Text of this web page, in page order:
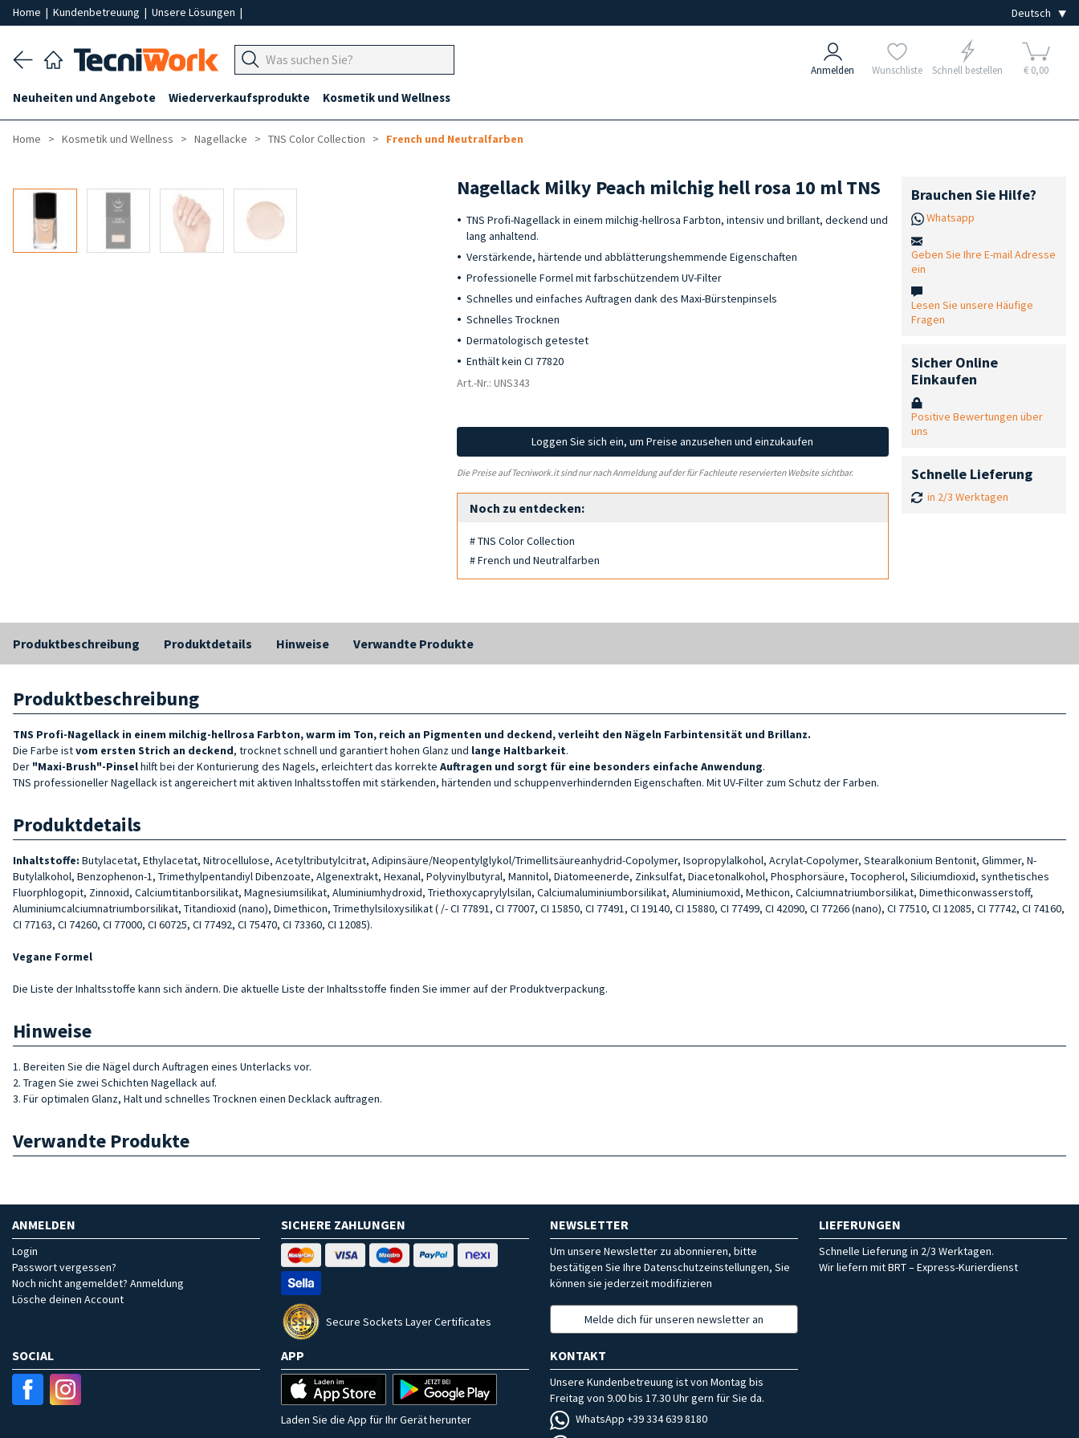
Home | Kundenbetreuung | Unsere Lösungen |
Anmelden Wunschliste Schnell bestellen € 0,00
Neuheiten und Angebote Wiederverkaufsprodukte Kosmetik und Wellness
Home Kosmetik und Wellness Nagellacke TNS Color Collection French und Neutralfarben
-40% Nagellack Milky Peach milchig hell rosa 10 ml TNS
TNS Profi-Nagellack in einem milchig-hellrosa Farbton, intensiv und brillant, deckend und
lang anhaltend.
Verstärkende, härtende und abblätterungshemmende Eigenschaften
Professionelle Formel mit farbschützendem UV-Filter
Schnelles und einfaches Auftragen dank des Maxi-Bürstenpinsels
Schnelles Trocknen
Dermatologisch getestet
Enthält kein CI 77820
Art.-Nr.: UNS343
Loggen Sie sich ein, um Preise anzusehen und einzukaufen
Die Preise auf Tecniwork.it sind nur nach Anmeldung auf der für Fachleute reservierten Website sichtbar.
Noch zu entdecken:
# TNS Color Collection
# French und Neutralfarben
Brauchen Sie Hilfe?
Whatsapp
Geben Sie Ihre E-mail Adresse
ein
Lesen Sie unsere Häufige
Fragen
Sicher Online
Einkaufen
Positive Bewertungen über
uns
Schnelle Lieferung
in 2/3 Werktagen
Produktbeschreibung Produktdetails Hinweise Verwandte Produkte
Produktbeschreibung
TNS Profi-Nagellack in einem milchig-hellrosa Farbton, warm im Ton, reich an Pigmenten und deckend, verleiht den Nägeln Farbintensität und Brillanz.
Die Farbe istvom ersten Strich an deckend, trocknet schnell und garantiert hohen Glanz und lange Haltbarkeit.
Der "Maxi-Brush"-Pinselhilft bei der Konturierung des Nagels, erleichtert das korrekte Auftragen und sorgt für eine besonders einfache Anwendung.
TNS professioneller Nagellack ist angereichert mit aktiven Inhaltsstoffen mit stärkenden, härtenden und schuppenverhindernden Eigenschaften. Mit UV-Filter zum Schutz der Farben.
Produktdetails
Inhaltstoffe: Butylacetat, Ethylacetat, Nitrocellulose, Acetyltributylcitrat, Adipinsäure/Neopentylglykol/Trimellitsäureanhydrid-Copolymer, Isopropylalkohol, Acrylat-Copolymer, Stearalkonium Bentonit, Glimmer, N-
Butylalkohol, Benzophenon-1, Trimethylpentandiyl Dibenzoate, Algenextrakt, Hexanal, Polyvinylbutyral, Mannitol, Diatomeenerde, Zinksulfat, Diacetonalkohol, Phosphorsäure, Tocopherol, Siliciumdioxid, synthetisches
Fluorphlogopit, Zinnoxid, Calciumtitanborsilikat, Magnesiumsilikat, Aluminiumhydroxid, Triethoxycaprylylsilan, Calciumaluminiumborsilikat, Aluminiumoxid, Methicon, Calciumnatriumborsilikat, Dimethiconwasserstoff,
Aluminiumcalciumnatriumborsilikat, Titandioxid (nano), Dimethicon, Trimethylsiloxysilikat ( /- CI 77891, CI 77007, CI 15850, CI 77491, CI 19140, CI 15880, CI 77499, CI 42090, CI 77266 (nano), CI 77510, CI 12085, CI 77742, CI 74160,
CI 77163, CI 74260, CI 77000, CI 60725, CI 77492, CI 75470, CI 73360, CI 12085).
Vegane Formel
Die Liste der Inhaltsstoffe kann sich ändern. Die aktuelle Liste der Inhaltsstoffe finden Sie immer auf der Produktverpackung.
Hinweise
1. Bereiten Sie die Nägel durch Auftragen eines Unterlacks vor.
2. Tragen Sie zwei Schichten Nagellack auf.
3. Für optimalen Glanz, Halt und schnelles Trocknen einen Decklack auftragen.
Verwandte Produkte
ANMELDEN
Login
Passwort vergessen?
Noch nicht angemeldet? Anmeldung
Lösche deinen Account
SICHERE ZAHLUNGEN
Secure Sockets Layer Certificates
NEWSLETTER
Um unsere Newsletter zu abonnieren, bitte
bestätigen Sie Ihre Datenschutzeinstellungen, Sie
können sie jederzeit modifizieren
Melde dich für unseren newsletter an
LIEFERUNGEN
Schnelle Lieferung in 2/3 Werktagen.
Wir liefern mit BRT – Express-Kurierdienst
SOCIAL APP
Laden Sie die App für Ihr Gerät herunter
KONTAKT
Unsere Kundenbetreuung ist von Montag bis
Freitag von 9.00 bis 17.30 Uhr gern für Sie da.
WhatsApp +39 334 639 8180